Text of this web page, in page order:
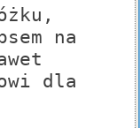
na
dla